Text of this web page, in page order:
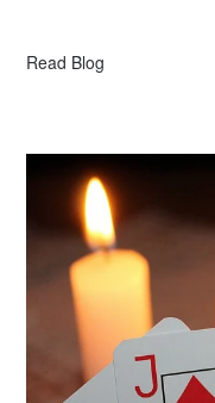
Read Blog